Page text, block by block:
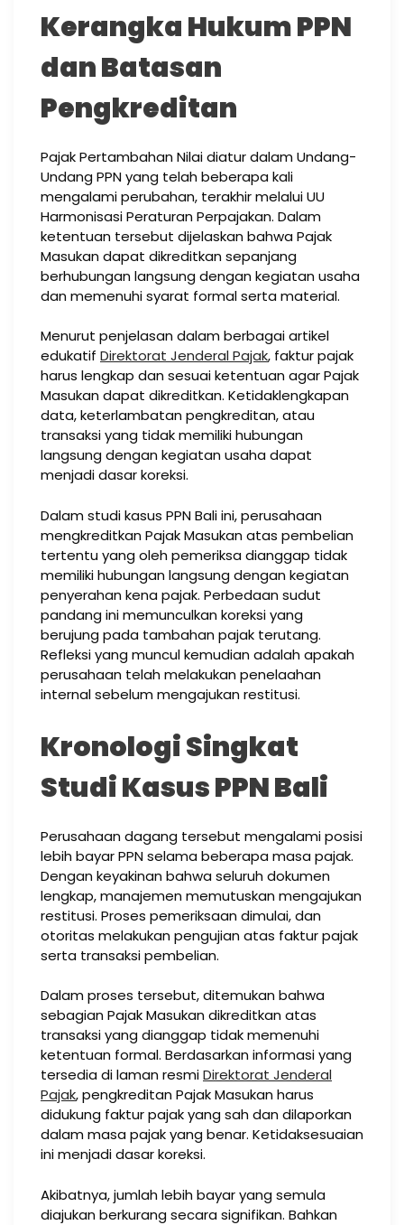
Kerangka Hukum PPN
dan Batasan
Pengkreditan
Pajak Pertambahan Nilai diatur dalam Undang-
Undang PPN yang telah beberapa kali
mengalami perubahan, terakhir melalui UU
Harmonisasi Peraturan Perpajakan. Dalam
ketentuan tersebut dijelaskan bahwa Pajak
Masukan dapat dikreditkan sepanjang
berhubungan langsung dengan kegiatan usaha
dan memenuhi syarat formal serta material.
Menurut penjelasan dalam berbagai artikel
edukatif Direktorat Jenderal Pajak, faktur pajak
harus lengkap dan sesuai ketentuan agar Pajak
Masukan dapat dikreditkan. Ketidaklengkapan
data, keterlambatan pengkreditan, atau
transaksi yang tidak memiliki hubungan
langsung dengan kegiatan usaha dapat
menjadi dasar koreksi.
Dalam studi kasus PPN Bali ini, perusahaan
mengkreditkan Pajak Masukan atas pembelian
tertentu yang oleh pemeriksa dianggap tidak
memiliki hubungan langsung dengan kegiatan
penyerahan kena pajak. Perbedaan sudut
pandang ini memunculkan koreksi yang
berujung pada tambahan pajak terutang.
Refleksi yang muncul kemudian adalah apakah
perusahaan telah melakukan penelaahan
internal sebelum mengajukan restitusi.
Kronologi Singkat
Studi Kasus PPN Bali
Perusahaan dagang tersebut mengalami posisi
lebih bayar PPN selama beberapa masa pajak.
Dengan keyakinan bahwa seluruh dokumen
lengkap, manajemen memutuskan mengajukan
restitusi. Proses pemeriksaan dimulai, dan
otoritas melakukan pengujian atas faktur pajak
serta transaksi pembelian.
Dalam proses tersebut, ditemukan bahwa
sebagian Pajak Masukan dikreditkan atas
transaksi yang dianggap tidak memenuhi
ketentuan formal. Berdasarkan informasi yang
tersedia di laman resmiDirektorat Jenderal
Pajak, pengkreditan Pajak Masukan harus
didukung faktur pajak yang sah dan dilaporkan
dalam masa pajak yang benar. Ketidaksesuaian
ini menjadi dasar koreksi.
Akibatnya, jumlah lebih bayar yang semula
diajukan berkurang secara signifikan. Bahkan